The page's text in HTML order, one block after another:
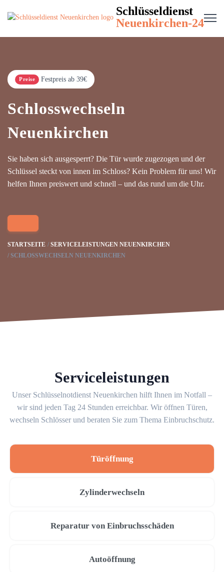
Schlüsseldienst
Neuenkirchen-24
Preise Festpreis ab 39€
Schlosswechseln
Neuenkirchen
Sie haben sich ausgesperrt? Die Tür wurde zugezogen und der
Schlüssel steckt von innen im Schloss? Kein Problem für uns! Wir
helfen Ihnen preiswert und schnell – und das rund um die Uhr.
STARTSEITE
SERVICELEISTUNGEN NEUENKIRCHEN
SCHLOSSWECHSELN NEUENKIRCHEN
Serviceleistungen
Unser Schlüsselnotdienst Neuenkirchen hilft Ihnen im Notfall –
wir sind jeden Tag 24 Stunden erreichbar. Wir öffnen Türen,
wechseln Schlösser und beraten Sie zum Thema Einbruchschutz.
Türöffnung
Zylinderwechseln
Reparatur von Einbruchsschäden
Autoöffnung